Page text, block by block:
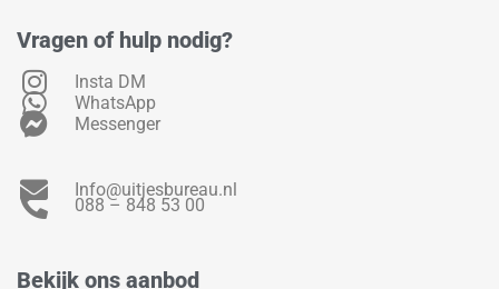
Vragen of hulp nodig?
Insta DM
WhatsApp
Messenger
Info@uitjesbureau.nl
088 – 848 53 00
Bekijk ons aanbod